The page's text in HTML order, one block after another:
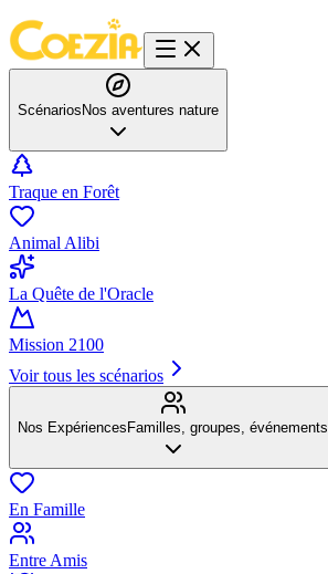
Scénarios Nos aventures nature
Traque en Forêt
Animal Alibi
La Quête de l'Oracle
Mission 2100
Voir tous les scénarios
Nos Expériences Familles, groupes, événements
En Famille
Entre Amis